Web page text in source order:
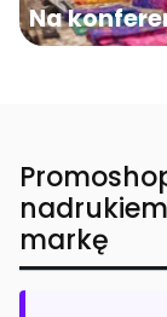
Na
markę